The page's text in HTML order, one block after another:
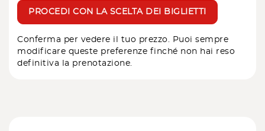
PROCEDI CON LA SCELTA DEI BIGLIETTI
Conferma per vedere il tuo prezzo. Puoi sempre
modificare queste preferenze finché non hai reso
definitiva la prenotazione.